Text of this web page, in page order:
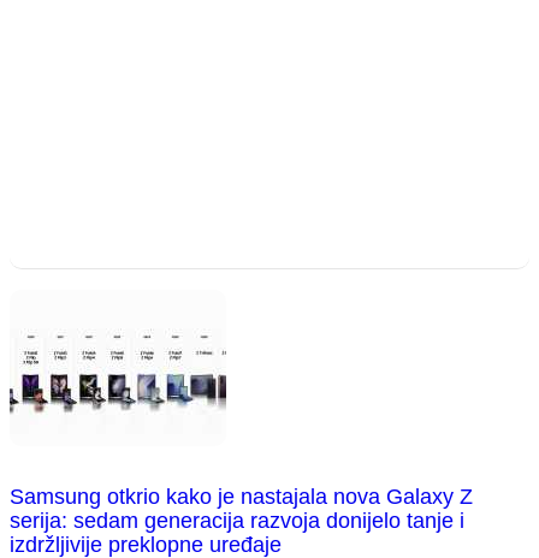
Samsung otkrio kako je nastajala nova Galaxy Z
serija: sedam generacija razvoja donijelo tanje i
izdržljivije preklopne uređaje